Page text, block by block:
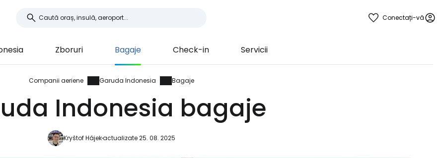
Conectați-vă
Zboruri Bagaje Check-in Servicii
Companii aeriene Garuda Indonesia Bagaje
Indonesia bagaje
Kryštof Hájekactualizate 25. 08. 2025